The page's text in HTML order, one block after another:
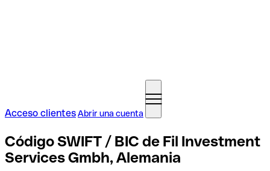
Acceso clientesAbrir una cuenta
Código SWIFT / BIC de Fil Investment
Services Gmbh, Alemania